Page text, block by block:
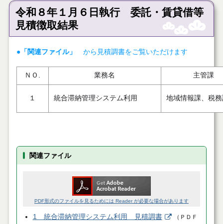
令和８年１月６日執行 委託・賃貸借等
見積徴取結果
●「関連ファイル」 から見積調書をご覧いただけます
ＮＯ. 業務名 主管課
１ 統合滞納管理システム利用 地域情報課、税
関連ファイル
PDF形式のファイルを見るためには Reader が必要な場合があります
1 統合滞納管理システム利用 見積調書 （ ＰＤＦ